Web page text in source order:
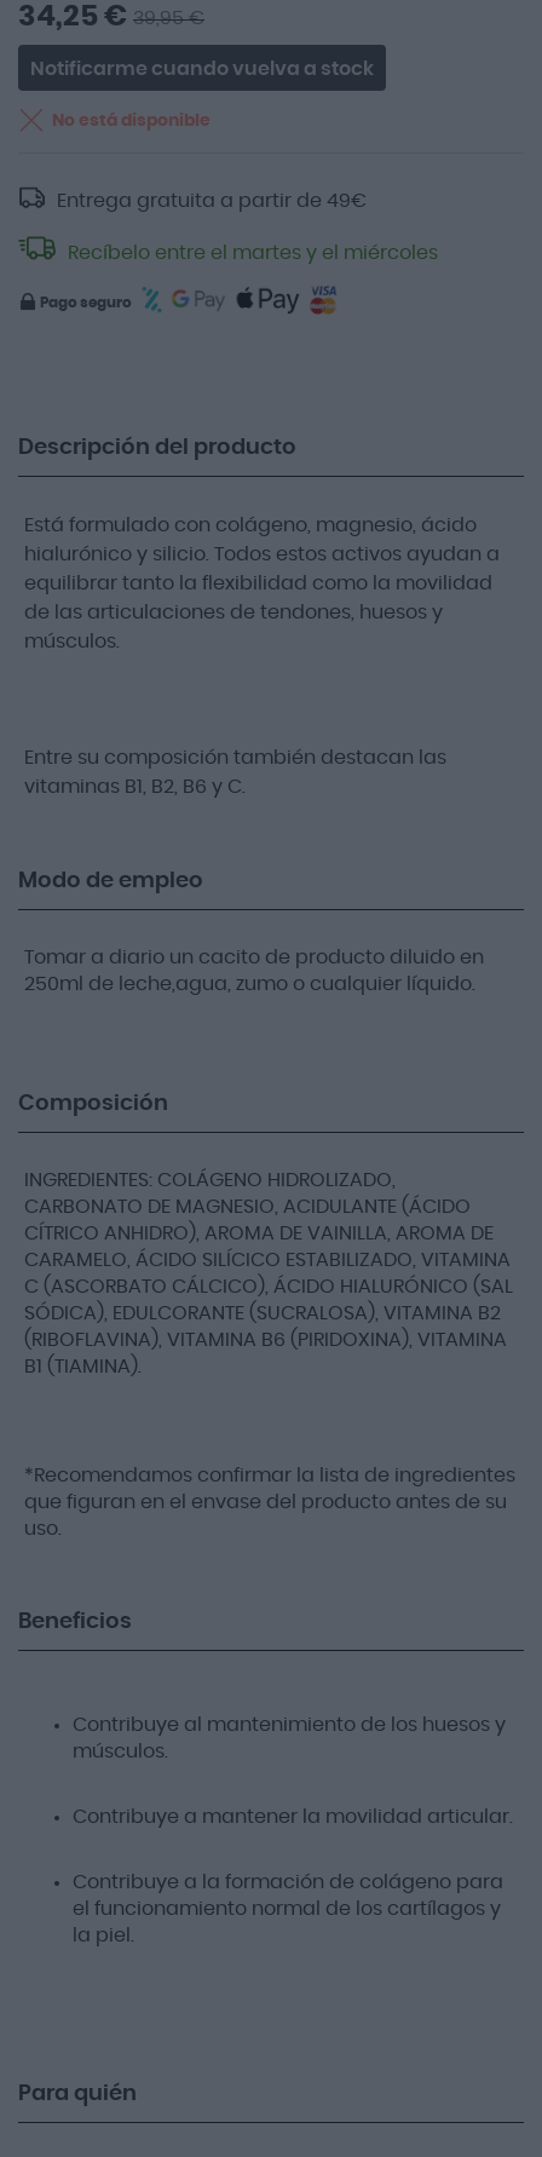
34,25 € 39,95 €
Notificarme cuando vuelva a stock
No está disponible
Entrega gratuita a partir de 49€
Recíbelo entre el martes y el miércoles
Pago seguro
Descripción del producto
Está formulado con colágeno, magnesio, ácido
hialurónico y silicio. Todos estos activos ayudan a
equilibrar tanto la flexibilidad como la movilidad
de las articulaciones de tendones, huesos y
músculos.
Entre su composición también destacan las
vitaminas B1, B2, B6 y C.
Modo de empleo
Tomar a diario un cacito de producto diluido en
250ml de leche,agua, zumo o cualquier líquido.
Composición
INGREDIENTES: COLÁGENO HIDROLIZADO,
CARBONATO DE MAGNESIO, ACIDULANTE (ÁCIDO
CÍTRICO ANHIDRO), AROMA DE VAINILLA, AROMA DE
CARAMELO, ÁCIDO SILÍCICO ESTABILIZADO, VITAMINA
C (ASCORBATO CÁLCICO), ÁCIDO HIALURÓNICO (SAL
SÓDICA), EDULCORANTE (SUCRALOSA), VITAMINA B2
(RIBOFLAVINA), VITAMINA B6 (PIRIDOXINA), VITAMINA
B1 (TIAMINA).
*Recomendamos confirmar la lista de ingredientes
que figuran en el envase del producto antes de su
uso.
Beneficios
Contribuye al mantenimiento de los huesos y
músculos.
Contribuye a mantener la movilidad articular.
Contribuye a la formación de colágeno para
el funcionamiento normal de los cartílagos y
la piel.
Para quién